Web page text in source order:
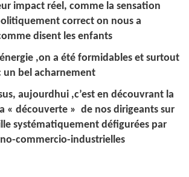
impact réel, comme la sensation
correct on nous a
disent les enfants
,on a été formidables et surtout
un bel acharnement
aujourdhui ,c’est en découvrant la
« découverte » de nos dirigeants sur
systématiquement défigurées par
commercio-industrielles